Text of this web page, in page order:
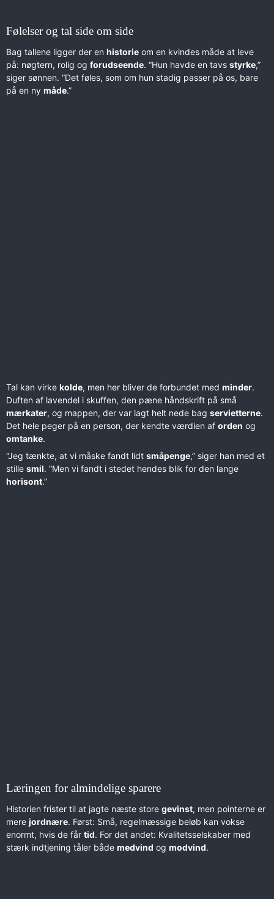
Følelser og tal side om side
Bag tallene ligger der en historie om en kvindes måde at leve
på: nøgtern, rolig og forudseende. “Hun havde en tavs styrke,”
siger sønnen. “Det føles, som om hun stadig passer på os, bare
på en ny måde.”
Tal kan virke kolde, men her bliver de forbundet med minder.
Duften af lavendel i skuffen, den pæne håndskrift på små
mærkater, og mappen, der var lagt helt nede bag servietterne.
Det hele peger på en person, der kendte værdien af orden og
omtanke.
“Jeg tænkte, at vi måske fandt lidt småpenge,” siger han med et
stille smil. “Men vi fandt i stedet hendes blik for den lange
horisont.”
Læringen for almindelige sparere
Historien frister til at jagte næste store gevinst, men pointerne er
mere jordnære. Først: Små, regelmæssige beløb kan vokse
enormt, hvis de får tid. For det andet: Kvalitetsselskaber med
stærk indtjening tåler både medvind og modvind.